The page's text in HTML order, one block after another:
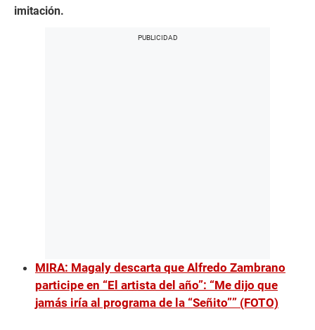
imitación.
MIRA: Magaly descarta que Alfredo Zambrano
participe en “El artista del año”: “Me dijo que
jamás iría al programa de la “Señito”” (FOTO)